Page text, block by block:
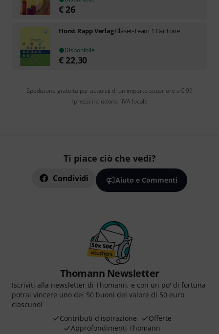
€ 26
Horst Rapp VerlagBläser-Team 1 Baritone
Disponibile
€ 22,30
Spedizione gratuita per acquisti di un importo superiore a € 99
I prezzi includono l'IVA locale
Ti piace ciò che vedi?
Condividi Aiuto e Commenti
Thomann Newsletter
Iscriviti alla newsletter di Thomann, e con un po' di fortuna
potrai vincere uno dei 50 buoni del valore di 50 euro
ciascuno!
Contributi d'ispirazione
Offerte
Approfondimenti Thomann